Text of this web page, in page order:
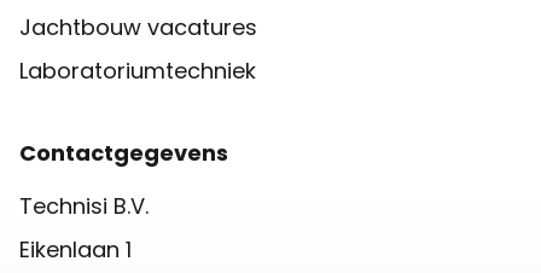
Jachtbouw vacatures
Laboratoriumtechniek
Contactgegevens
Technisi B.V.
Eikenlaan 1